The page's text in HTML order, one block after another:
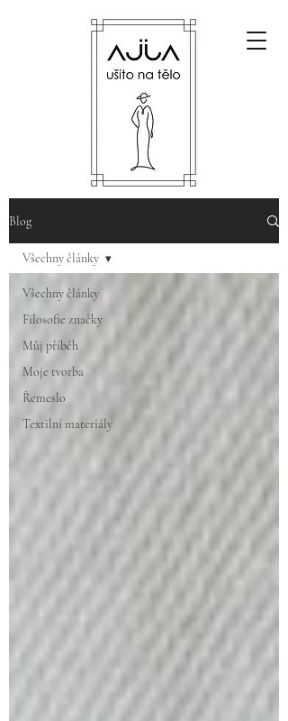
Blog
Všechny články
Filosofie značky
Můj příběh
Moje tvorba
Řemeslo
Textilní materiály
Všechny články